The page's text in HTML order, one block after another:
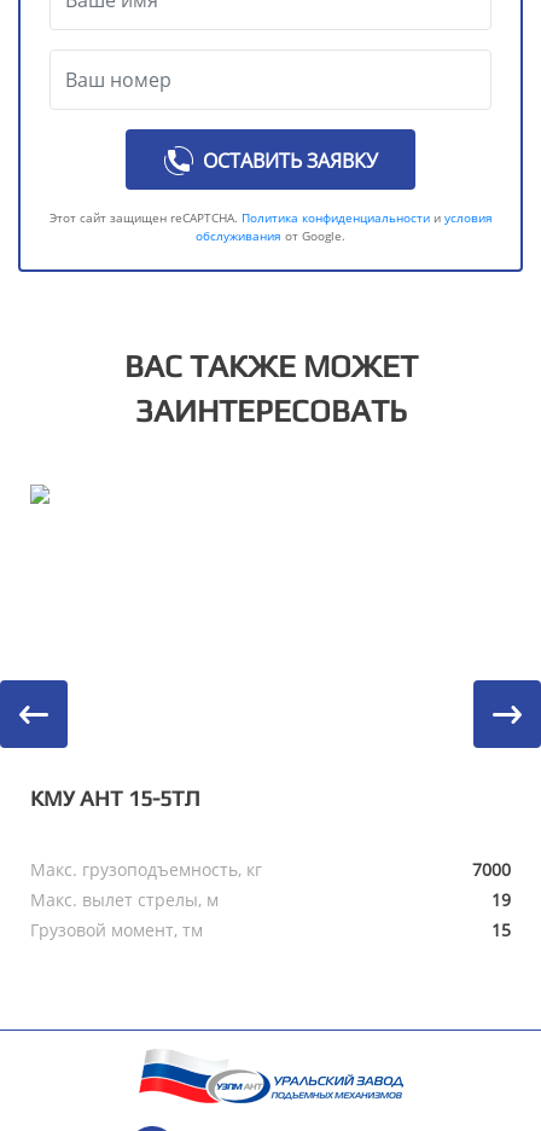
ОСТАВИТЬ ЗАЯВКУ
Этот сайт защищен reCAPTCHA. Политика конфиденциальностии условия
обслуживания от Google.
ВАС ТАКЖЕ МОЖЕТ
ЗАИНТЕРЕСОВАТЬ
КМУ АНТ 15-5ТЛ
Макс. грузоподъемность, кг
7000
Макс. вылет стрелы, м
19
Грузовой момент, тм
15